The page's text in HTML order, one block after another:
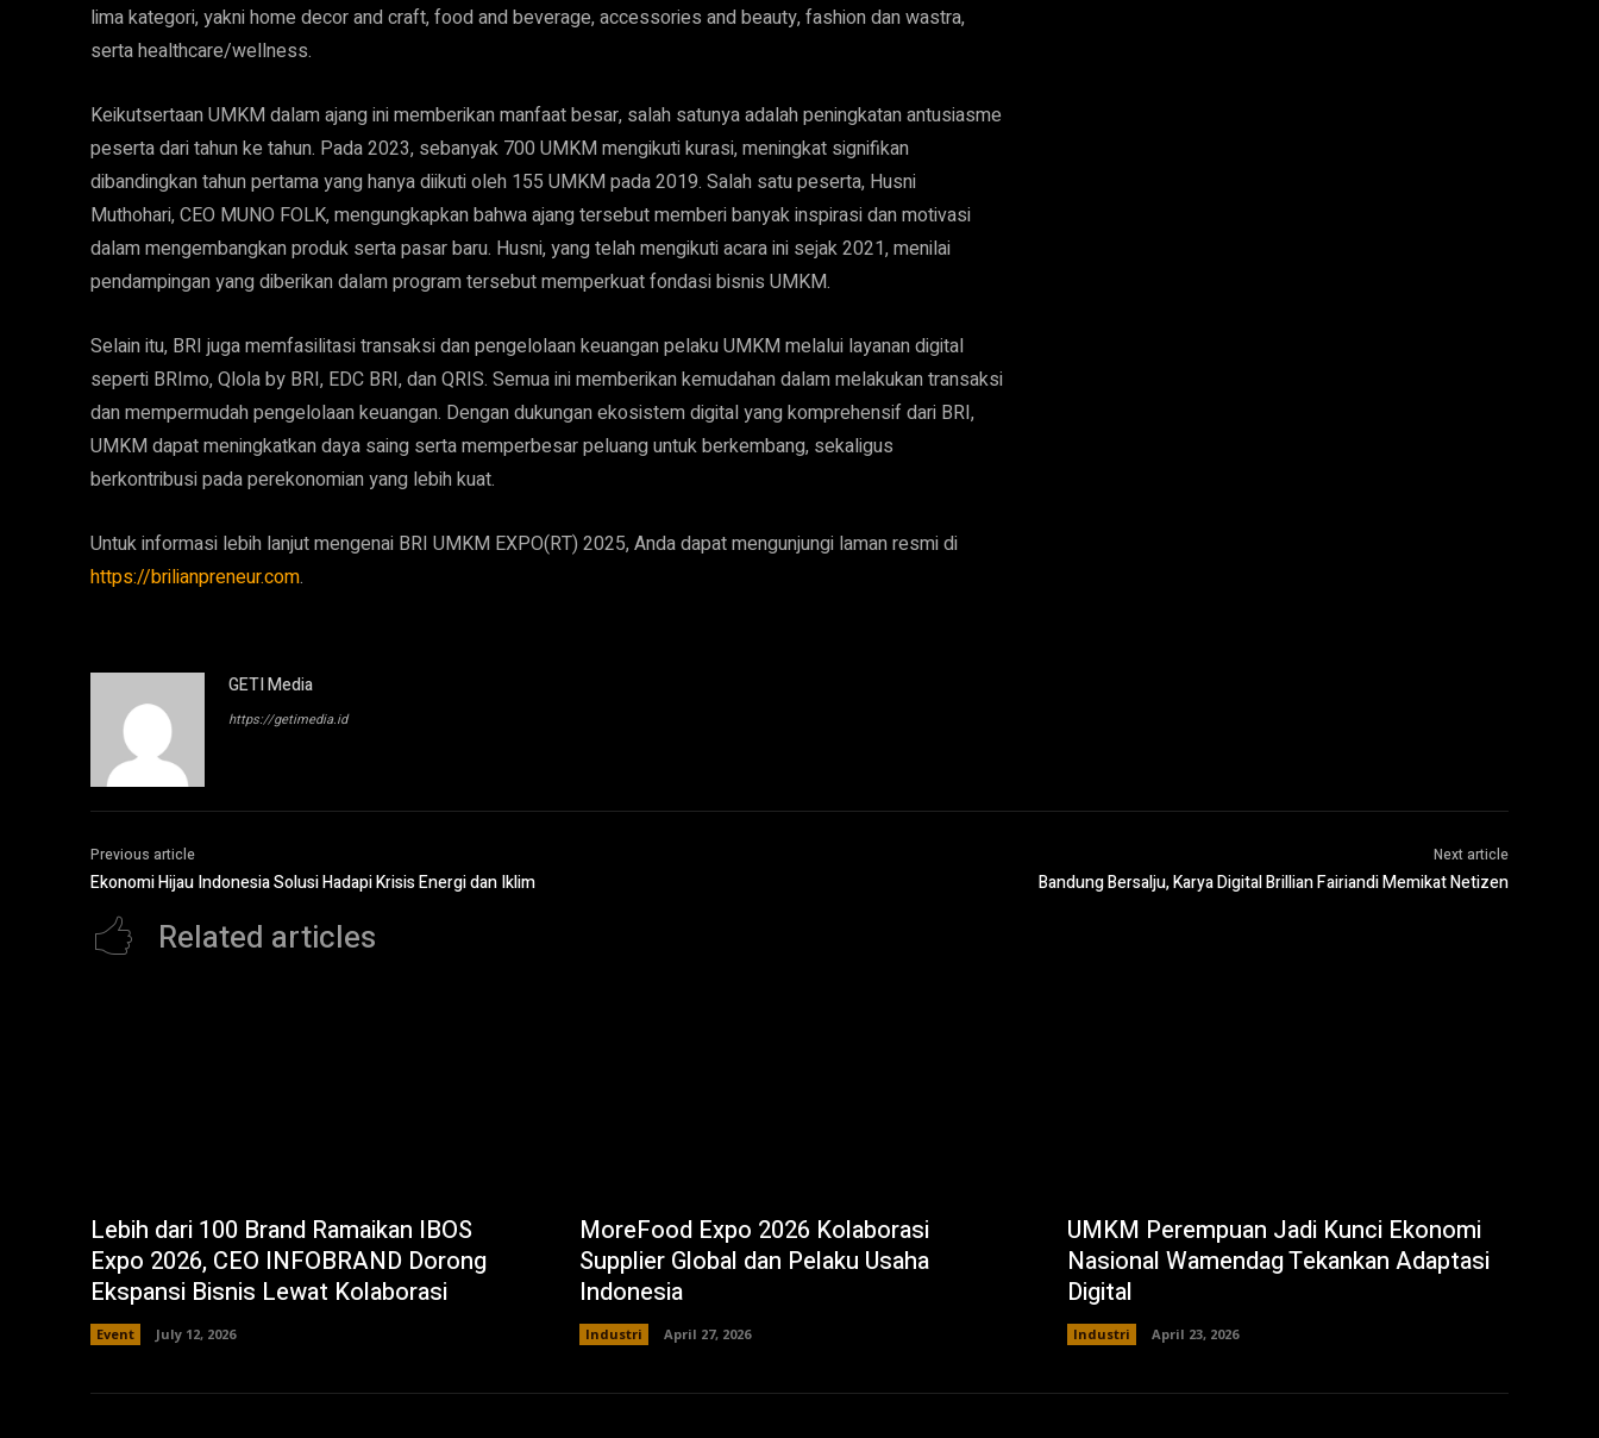
lima kategori, yakni home decor and craft, food and beverage, accessories and beauty, fashion dan wastra,
serta healthcare/wellness.
Keikutsertaan UMKM dalam ajang ini memberikan manfaat besar, salah satunya adalah peningkatan antusiasme
peserta dari tahun ke tahun. Pada 2023, sebanyak 700 UMKM mengikuti kurasi, meningkat signifikan
dibandingkan tahun pertama yang hanya diikuti oleh 155 UMKM pada 2019. Salah satu peserta, Husni
Muthohari, CEO MUNO FOLK, mengungkapkan bahwa ajang tersebut memberi banyak inspirasi dan motivasi
dalam mengembangkan produk serta pasar baru. Husni, yang telah mengikuti acara ini sejak 2021, menilai
pendampingan yang diberikan dalam program tersebut memperkuat fondasi bisnis UMKM.
Selain itu, BRI juga memfasilitasi transaksi dan pengelolaan keuangan pelaku UMKM melalui layanan digital
seperti BRImo, Qlola by BRI, EDC BRI, dan QRIS. Semua ini memberikan kemudahan dalam melakukan transaksi
dan mempermudah pengelolaan keuangan. Dengan dukungan ekosistem digital yang komprehensif dari BRI,
UMKM dapat meningkatkan daya saing serta memperbesar peluang untuk berkembang, sekaligus
berkontribusi pada perekonomian yang lebih kuat.
Untuk informasi lebih lanjut mengenai BRI UMKM EXPO(RT) 2025, Anda dapat mengunjungi laman resmi di
https://brilianpreneur.com.
GETI Media
https://getimedia.id
Previous article
Ekonomi Hijau Indonesia Solusi Hadapi Krisis Energi dan Iklim
Next article
Bandung Bersalju, Karya Digital Brillian Fairiandi Memikat Netizen
Related articles
Lebih dari 100 Brand Ramaikan IBOS
Expo 2026, CEO INFOBRAND Dorong
Ekspansi Bisnis Lewat Kolaborasi
Event July 12, 2026
MoreFood Expo 2026 Kolaborasi
Supplier Global dan Pelaku Usaha
Indonesia
Industri April 27, 2026
UMKM Perempuan Jadi Kunci Ekonomi
Nasional Wamendag Tekankan Adaptasi
Digital
Industri April 23, 2026